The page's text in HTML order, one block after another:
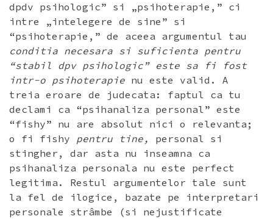
dpdv psihologic” si „psihoterapie,” ci
intre „intelegere de sine” si
“psihoterapie,” de aceea argumentul tau
conditia necesara si suficienta pentru
“stabil dpv psihologic” este sa fi fost
intr-o psihoterapie nu este valid. A
treia eroare de judecata: faptul ca tu
declami ca “psihanaliza personal” este
“fishy” nu are absolut nici o relevanta;
o fi fishy pentru tine,
personal si
stingher, dar asta nu inseamna ca
psihanaliza personala nu este perfect
legitima. Restul argumentelor tale sunt
la fel de ilogice, bazate pe interpretari
personale strâmbe (si nejustificate